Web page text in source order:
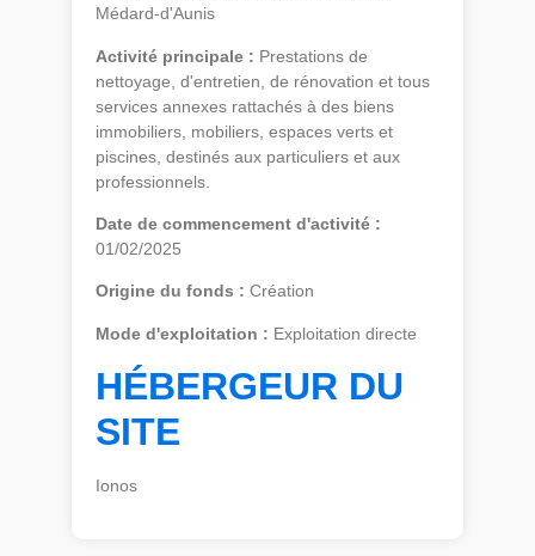
Médard-d'Aunis
Activité principale : Prestations de
nettoyage, d'entretien, de rénovation et tous
services annexes rattachés à des biens
immobiliers, mobiliers, espaces verts et
piscines, destinés aux particuliers et aux
professionnels.
Date de commencement d'activité :
01/02/2025
Origine du fonds : Création
Mode d'exploitation : Exploitation directe
HÉBERGEUR DU
SITE
Ionos